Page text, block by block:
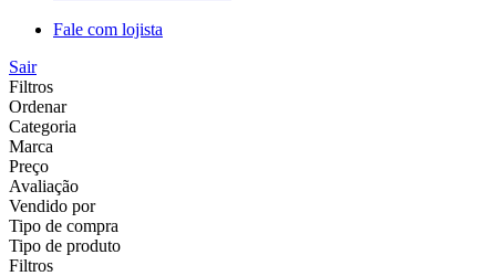
Fale com lojista
Sair
Filtros
Ordenar
Categoria
Marca
Preço
Avaliação
Vendido por
Tipo de compra
Tipo de produto
Filtros